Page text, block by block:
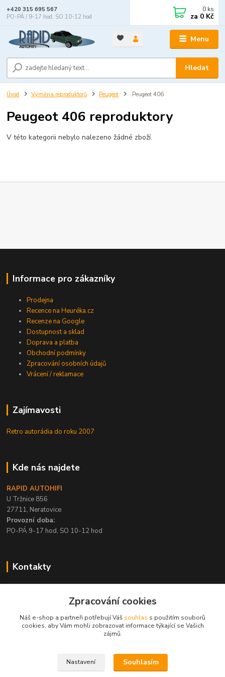
Menu
Hledat
+420 315 695 567
PO-PÁ / 9-17 hod, SO 10-12 hod
0 ks
za 0 Kč
Úvod Výměna reproduktorů Peugeot Peugeot 406
Peugeot 406 reproduktory
V této kategorii nebylo nalezeno žádné zboží.
Informace pro zákazníky
Prodejna
Recence na Heuréka.cz
Recenze na Google
Dostupnost a sklad
Doprava a platba
Obchodní podmínky
Zpracování osobních údajů
Vrácení / reklamace
Zajímavosti
Retro autorádia do roku 2007
Kde nás najdete
RAPID AUTOHIFI
U Tržnice 856
27711, Neratovice
Provozní doba:
PO-PÁ 9-17 hod, SO 10-12 hod
Kontakty
PO-PÁ / 9-17 hod, SO 10-12 hod
info@rapid-autohifi.com
Zpracování cookies
Náš e-shop a partneři potřebují Váš souhlas s použitím souborů
cookies, aby Vám mohli zobrazovat informace týkající se Vašich
zájmů.
Nastavení Souhlasím